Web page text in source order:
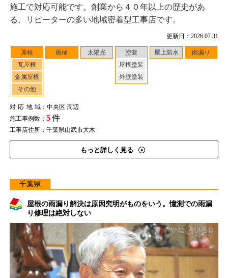
更新日：2026.07.31
屋根
瓦屋根
金属屋根
その他
雨樋 太陽光
塗装
屋根塗装
外壁塗装
屋上防水 雨漏り
対応地域：中央区 周辺
施工事例数： 5件
工事店住所：千葉県山武市大木
もっと詳しく見る
施工で対応可能です。創業から４０年以上の歴史があ
る、リピーターの多い地域密着型工事店です。
千葉県
屋根の雨漏り解決は原因究明がものをいう。憶測での雨漏
り修理は絶対しない